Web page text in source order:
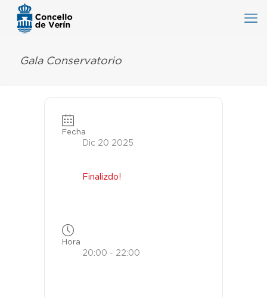
Gala Conservatorio
Fecha
Dic 20 2025
Finalizdo!
Hora
20:00 - 22:00